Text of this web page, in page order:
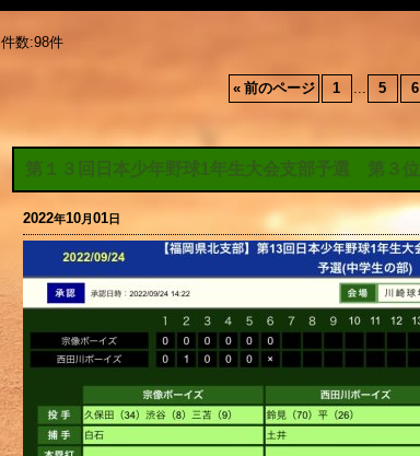
件数:98件
« 前のページ 1 ... 5 6
第１３回日本少年野球1年生大会支部予選 第３位
2022年10月01日